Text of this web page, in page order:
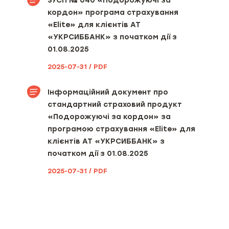
Вид, мінімальний та
максимальний розміри франшизи
(за наявності)
Територія та строк дії договору
інформацію про порядок вступу
Можливі наслідки для споживача
в разі невиконання ним обов’язків,
визначених договором
страхування, включаючи
несвоєчасне повідомлення про
настання страхового випадку
несвоєчасну сплату страхової
кордон» програма страхування
«Elite» для клієнтів АТ
«УКРСИББАНК» з початком дії з
01.08.2025
2025-07-31 / PDF
Інформаційний документ про
стандартний страховий продукт
«Подорожуючі за кордон» за
програмою страхування «Elite» для
клієнтів АТ «УКРСИББАНК» з
початком дії з 01.08.2025
2025-07-31 / PDF